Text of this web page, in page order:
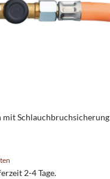
Schlauchbruchsicherung
2-4 Tage.